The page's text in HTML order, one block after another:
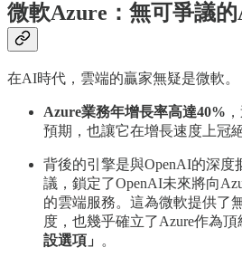
微軟Azure：無可爭議
在AI時代，雲端的贏家無疑是微軟。
Azure業務年增長率高達40%
預期，也讓它在增長速度上冠
背後的引擎是與OpenAI的深度
議，鎖定了OpenAI未來將向
的雲端服務。這為微軟提供了
度，也幾乎確立了Azure作為
設選項」
。